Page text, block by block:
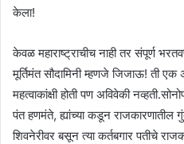
केला!
केवळ महाराष्ट्राचीच नाही तर संपूर्ण
मूर्तिमंत सौदामिनी म्हणजे जिजाऊ! ती एक
महत्वाकांक्षी होती पण अविवेकी
पंत हणमंते, ह्यांच्या कडून राजकारणातील
शिवनेरीवर बसून त्या कर्तबगार पतीचे